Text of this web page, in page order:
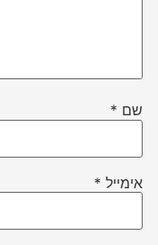
שם *
אימייל *